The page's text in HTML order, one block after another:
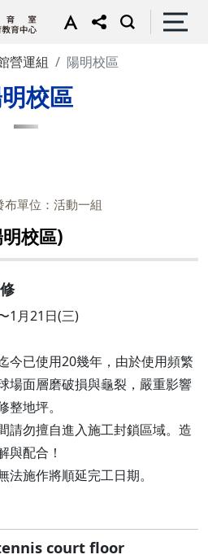
營運組 陽明校區
校區
布單位：活動一組
校區)
1月21日(三)
今已使用20幾年，由於使用頻繁
場面層磨破損與龜裂，嚴重影響
地坪。
請勿擅自進入施工封鎖區域。造
與配合！
施作將順延完工日期。
court floor